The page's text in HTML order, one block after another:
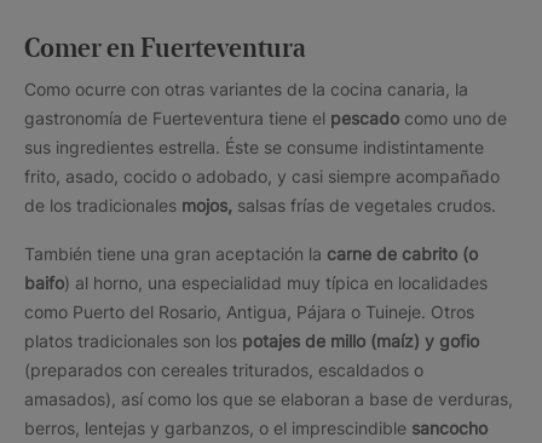
Comer en Fuerteventura
Como ocurre con otras variantes de la cocina canaria, la
gastronomía de Fuerteventura tiene el pescado como uno de
sus ingredientes estrella. Éste se consume indistintamente
frito, asado, cocido o adobado, y casi siempre acompañado
de los tradicionales mojos, salsas frías de vegetales crudos.
También tiene una gran aceptación la carne de cabrito (o
baifo) al horno, una especialidad muy típica en localidades
como Puerto del Rosario, Antigua, Pájara o Tuineje. Otros
platos tradicionales son los potajes de millo (maíz) y gofio
(preparados con cereales triturados, escaldados o
amasados), así como los que se elaboran a base de verduras,
berros, lentejas y garbanzos, o el imprescindible sancocho